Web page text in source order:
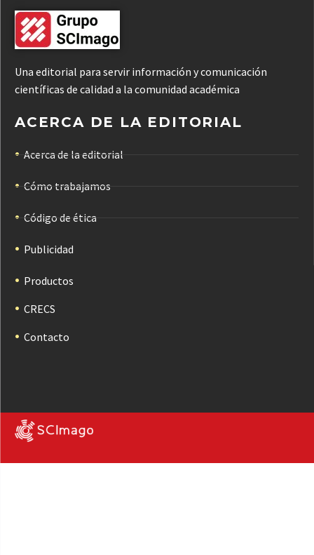
Una editorial para servir información y comunicación
científicas de calidad a la comunidad académica
ACERCA DE LA EDITORIAL
Acerca de la editorial
Cómo trabajamos
Código de ética
Publicidad
Productos
CRECS
Contacto